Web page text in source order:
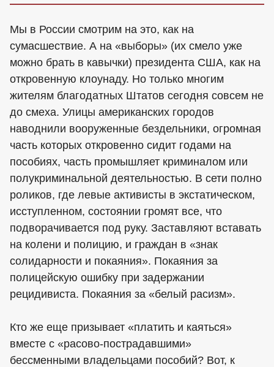
Мы в России смотрим на это, как на
сумасшествие. А на «выборы» (их смело уже
можно брать в кавычки) президента США, как на
откровенную клоунаду. Но только многим
жителям благодатных Штатов сегодня совсем не
до смеха. Улицы американских городов
наводнили вооруженные бездельники, огромная
часть которых откровенно сидит годами на
пособиях, часть промышляет криминалом или
полукриминальной деятельностью. В сети полно
роликов, где левые активисты в экстатическом,
исступленном, состоянии громят все, что
подворачивается под руку. Заставляют вставать
на колени и полицию, и граждан в «знак
солидарности и покаяния». Покаяния за
полицейскую ошибку при задержании
рецидивиста. Покаяния за «белый расизм».
Кто же еще призывает «платить и каяться»
вместе с «расово-пострадавшими»
бессменными владельцами пособий? Вот, к